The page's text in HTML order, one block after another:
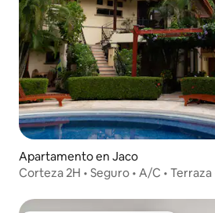
Apartamento en Jaco
Corteza 2H • Seguro • A/C • Terraza